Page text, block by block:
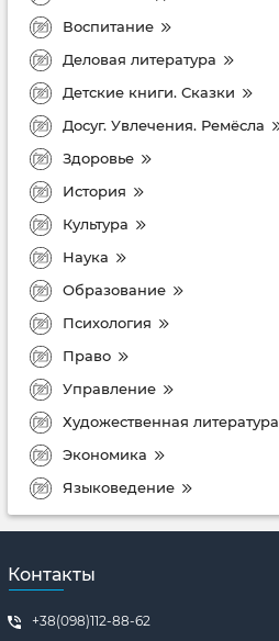
Воспитание
Деловая литература
Детские книги. Сказки
Досуг. Увлечения. Ремёсла
Здоровье
История
Культура
Наука
Образование
Психология
Право
Управление
Художественная литература
Экономика
Языковедение
Контакты
+38(098)112-88-62